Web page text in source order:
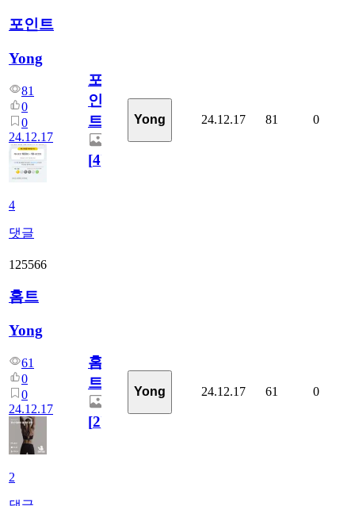
포인트
Yong
81
0
0
24.12.17
4
댓글
포
인
트
[4]
Yong 24.12.17 81 0
125566
홈트
Yong
61
0
0
24.12.17
2
홈
트
[2]
Yong 24.12.17 61 0